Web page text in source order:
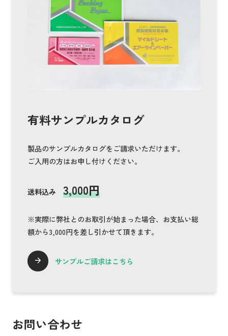
有料サンプルカタログ
製品のサンプルカタログをご請求いただけます。
ご入用の方はお申し付けください。
送料込み 3,000円
※実際に弊社とのお取引が始まった場合、お支払い総
額から3,000円を差し引かせて頂きます。
サンプルご請求はこちら
お問い合わせ